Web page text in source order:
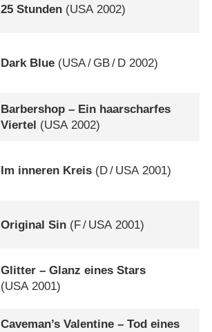
25 Stunden (USA 2002)
Dark Blue (USA/ GB/ D 2002)
Barbershop – Ein haarscharfes
Viertel (USA 2002)
Im inneren Kreis (D/ USA2001)
Original Sin (F/ USA 2001)
Glitter – Glanz eines Stars
(USA2001)
Caveman’s Valentine – Tod eines